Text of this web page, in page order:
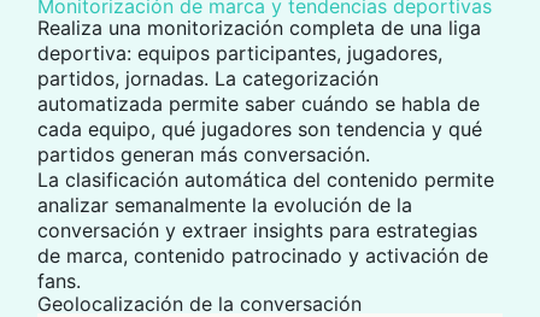
Monitorización de marca y tendencias deportivas
Realiza una monitorización completa de una liga
deportiva: equipos participantes, jugadores,
partidos, jornadas. La categorización
automatizada permite saber cuándo se habla de
cada equipo, qué jugadores son tendencia y qué
partidos generan más conversación.
La clasificación automática del contenido permite
analizar semanalmente la evolución de la
conversación y extraer insights para estrategias
de marca, contenido patrocinado y activación de
fans.
Geolocalización de la conversación